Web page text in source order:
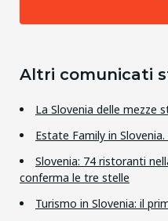
Altri comunicati
La Slovenia delle mezze
Estate Family in
Slovenia: 74 ristoranti
conferma le tre stelle
Turismo in Slovenia: il